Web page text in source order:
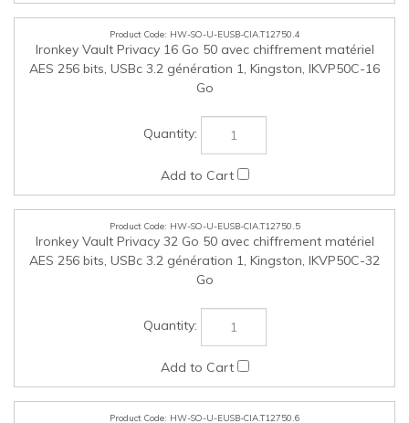
HW-SO-U-EUSB-CIA.T12750.5
Ironkey Vault Privacy 32 Go 50 avec chiffrement matériel
HW-SO-U-EUSB-CIA.T12750.6
Ironkey Vault Privacy 64 Go 50 avec chiffrement matériel
AES 256 bits, USBc 3.2 génération 1, Kingston, IKVP50C-64
Go